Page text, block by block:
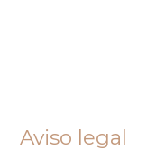
Aviso legal